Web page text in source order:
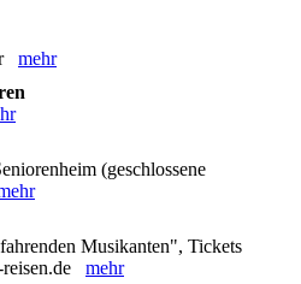
mehr
(geschlossene
Musikanten", Tickets
mehr